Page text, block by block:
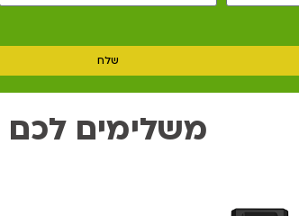
שלח
משלימים לכם